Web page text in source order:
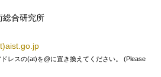
総合研究所
レスの(at)を@に置き換えてください。 (Please